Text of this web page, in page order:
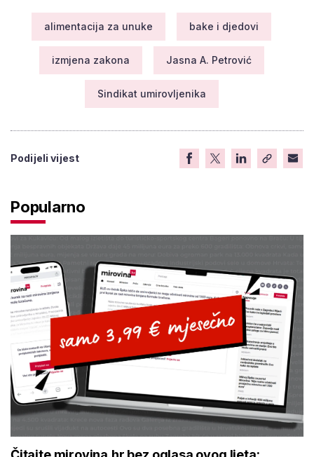
alimentacija za unuke bake i djedovi
izmjena zakona Jasna A. Petrović
Sindikat umirovljenika
Podijeli vijest
Popularno